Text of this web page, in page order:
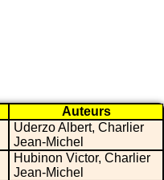
Auteurs
Uderzo Albert, Charlier
Jean-Michel
Hubinon Victor, Charlier
Jean-Michel